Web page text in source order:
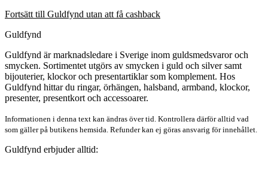
Fortsätt till Guldfynd utan att få cashback
Guldfynd
Guldfynd är marknadsledare i Sverige inom guldsmedsvaror och
smycken. Sortimentet utgörs av smycken i guld och silver samt
bijouterier, klockor och presentartiklar som komplement. Hos
Guldfynd hittar du ringar, örhängen, halsband, armband, klockor,
presenter, presentkort och accessoarer.
Informationen i denna text kan ändras över tid. Kontrollera därför alltid vad
som gäller på butikens hemsida. Refunder kan ej göras ansvarig för innehållet.
Guldfynd erbjuder alltid: